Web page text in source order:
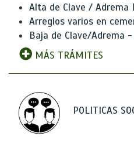
Alta de Clave / Adrema
Arreglos varios en
Baja de Clave/Adrema
MÁS TRÁMITES
POLITICAS